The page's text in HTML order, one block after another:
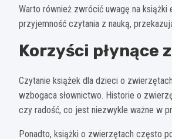
Warto również zwrócić uwagę na
przyjemność czytania z nauką,
Korzyści płynące
Czytanie książek dla dzieci o
wzbogaca słownictwo. Historie o
czy radość, co jest niezwykle ważne w
Ponadto, książki o zwierzętach często